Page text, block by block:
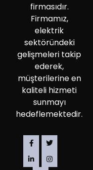
firmasıdır.
Firmamız,
elektrik
sektöründeki
gelişmeleri takip
ederek,
müşterilerine en
kaliteli hizmeti
sunmayı
hedeflemektedir.